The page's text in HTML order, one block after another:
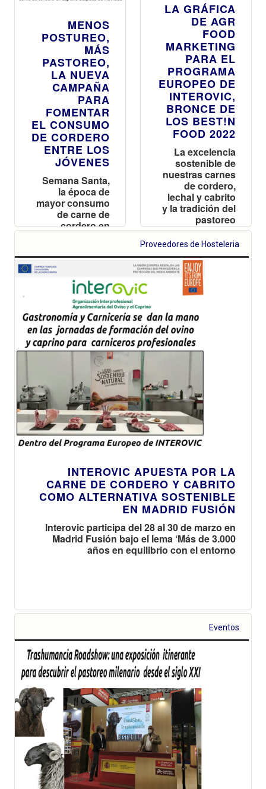
MENOS
POSTUREO,
MÁS
PASTOREO,
LA NUEVA
CAMPAÑA
PARA
FOMENTAR
EL CONSUMO
DE CORDERO
ENTRE LOS
JÓVENES
Semana Santa,
la época de
mayor consumo
de carne de
cordero en
Navidad
LA GRÁFICA
DE AGR
FOOD
MARKETING
PARA EL
PROGRAMA
EUROPEO DE
INTEROVIC,
BRONCE DE
LOS BEST!N
FOOD 2022
La excelencia
sostenible de
nuestras carnes
de cordero,
lechal y cabrito
y la tradición del
pastoreo
integradas en la
imagen
premiada en la
categoría de
alimentación
Proveedores de Hosteleria
INTEROVIC APUESTA POR LA
CARNE DE CORDERO Y CABRITO
COMO ALTERNATIVA SOSTENIBLE
EN MADRID FUSIÓN
Interovic participa del 28 al 30 de marzo en
Madrid Fusión bajo el lema ‘Más de 3.000
años en equilibrio con el entorno
Eventos